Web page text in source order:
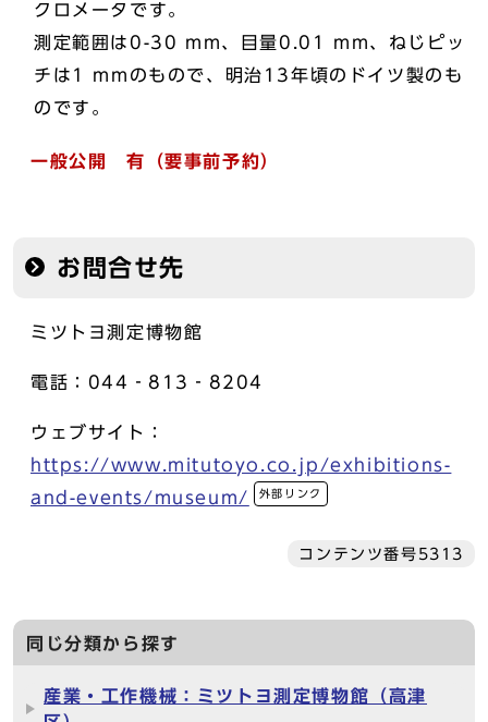
クロメータです。
測定範囲は0-30 mm、目量0.01 mm、ねじピッ
チは1 mmのもので、明治13年頃のドイツ製のも
のです。
一般公開 有（要事前予約）
お問合せ先
ミツトヨ測定博物館
電話：044‐813‐8204
ウェブサイト：
https://www.mitutoyo.co.jp/exhibitions-
and-events/museum/
外部リンク
コンテンツ番号5313
同じ分類から探す
産業・工作機械：ミツトヨ測定博物館（高津